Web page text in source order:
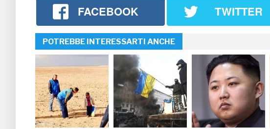
FACEBOOK TWITTER
POTREBBE INTERESSARTI ANCHE